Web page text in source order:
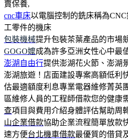
賣保養,
cnc車床以電腦控制的銑床稱為
工零件的機床
包裝機械提升包裝茶葉產品的市場
GOGO嬤成為許多亞洲女性心中最
澎湖自由行提供澎湖花火節、澎湖
澎湖旅遊！店面建設專案高額低利
估最適額度利息專業電器維修菁英
區維修人員的工程師借款您的健康
查項目與費用介紹身體評估幫助周
山企業借款協助企業流程簡單放款
速方便台北機車借款最優質的借貸